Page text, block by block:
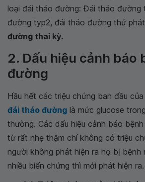
loại đái tháo đường: Đái tháo đường
đường typ2, đái tháo đường thứ
đường thai kỳ.
2. Dấu hiệu cảnh báo
đường
Hầu hết các triệu chứng ban đầu
đái tháo đường là mức glucose
thường. Các dấu hiệu cảnh báo
từ rất nhẹ thậm chí không có triệu
người không phát hiện ra họ bị bệnh
nhiều biến chứng thì mới phát hiện ra.